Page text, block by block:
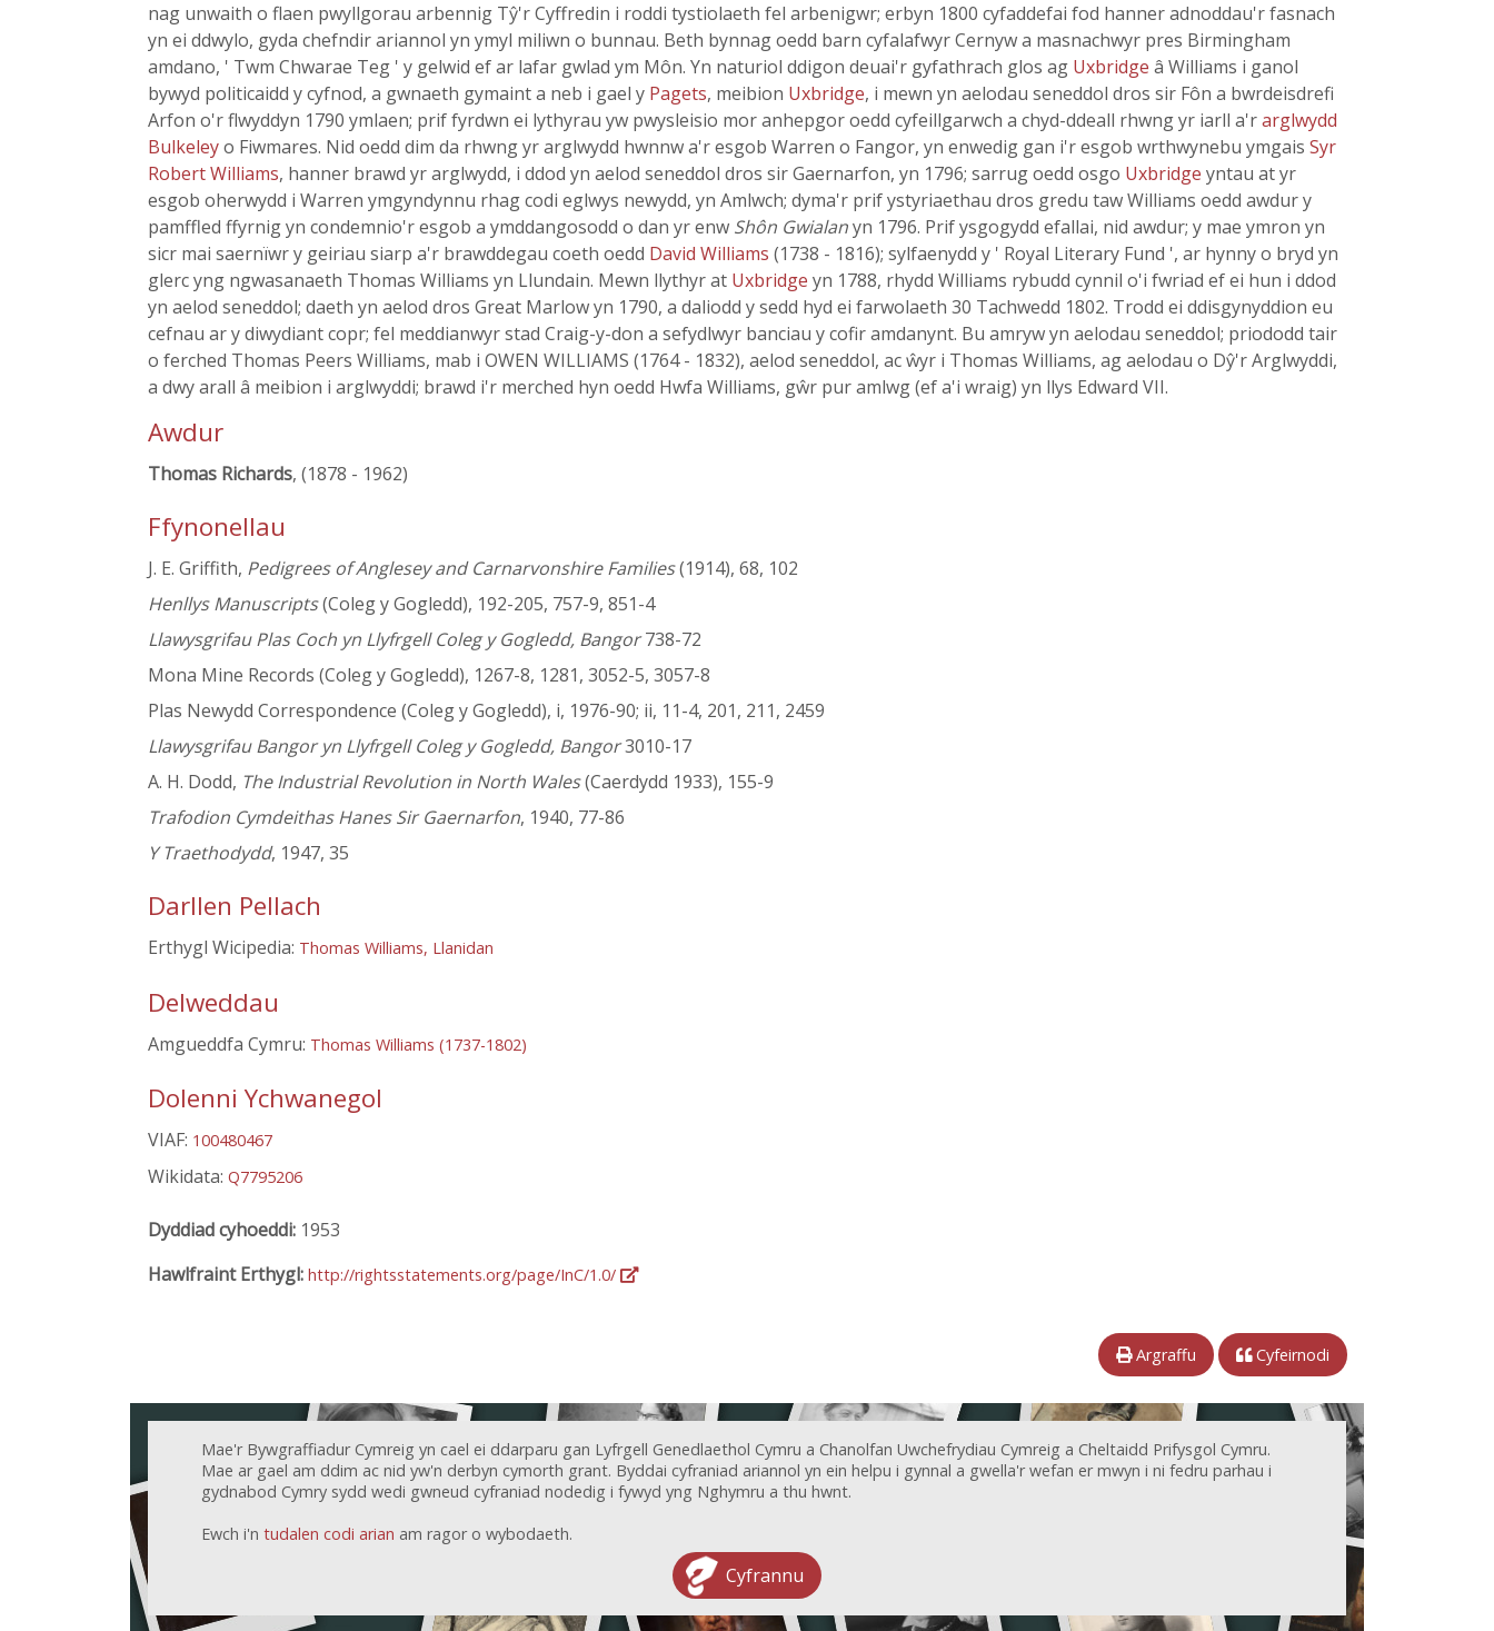
nag unwaith o flaen pwyllgorau arbennig Tŷ'r Cyffredin i roddi tystiolaeth fel arbenigwr; erbyn 1800 cyfaddefai fod hanner adnoddau'r fasnach
yn ei ddwylo, gyda chefndir ariannol yn ymyl miliwn o bunnau. Beth bynnag oedd barn cyfalafwyr Cernyw a masnachwyr pres Birmingham
amdano, ' Twm Chwarae Teg ' y gelwid ef ar lafar gwlad ym Môn. Yn naturiol ddigon deuai'r gyfathrach glos ag Uxbridge â Williams i ganol
bywyd politicaidd y cyfnod, a gwnaeth gymaint a neb i gael y Pagets, meibion Uxbridge, i mewn yn aelodau seneddol dros sir Fôn a bwrdeisdrefi
Arfon o'r flwyddyn 1790 ymlaen; prif fyrdwn ei lythyrau yw pwysleisio mor anhepgor oedd cyfeillgarwch a chyd-ddeall rhwng yr iarll a'rarglwydd
Bulkeleyo Fiwmares. Nid oedd dim da rhwng yr arglwydd hwnnw a'r esgob Warren o Fangor, yn enwedig gan i'r esgob wrthwynebu ymgais Syr
Robert Williams, hanner brawd yr arglwydd, i ddod yn aelod seneddol dros sir Gaernarfon, yn 1796; sarrug oedd osgo Uxbridge yntau at yr
esgob oherwydd i Warren ymgyndynnu rhag codi eglwys newydd, yn Amlwch; dyma'r prif ystyriaethau dros gredu taw Williams oedd awdur y
pamffled ffyrnig yn condemnio'r esgob a ymddangosodd o dan yr enw Shôn Gwialanyn 1796. Prif ysgogydd efallai, nid awdur; y mae ymron yn
sicr mai saernïwr y geiriau siarp a'r brawddegau coeth oedd David Williams (1738 - 1816); sylfaenydd y ' Royal Literary Fund ', ar hynny o bryd yn
glerc yng ngwasanaeth Thomas Williams yn Llundain. Mewn llythyr at Uxbridge yn 1788, rhydd Williams rybudd cynnil o'i fwriad ef ei hun i ddod
yn aelod seneddol; daeth yn aelod dros Great Marlow yn 1790, a daliodd y sedd hyd ei farwolaeth 30 Tachwedd 1802. Trodd ei ddisgynyddion eu
cefnau ar y diwydiant copr; fel meddianwyr stad Craig-y-don a sefydlwyr banciau y cofir amdanynt. Bu amryw yn aelodau seneddol; priododd tair
o ferched Thomas Peers Williams, mab i OWEN WILLIAMS (1764 - 1832), aelod seneddol, ac ŵyr i Thomas Williams, ag aelodau o Dŷ'r Arglwyddi,
a dwy arall â meibion i arglwyddi; brawd i'r merched hyn oedd Hwfa Williams, gŵr pur amlwg (ef a'i wraig) yn llys Edward VII.
Awdur
Thomas Richards, (1878 - 1962)
Ffynonellau
J. E. Griffith, Pedigrees of Anglesey and Carnarvonshire Families(1914), 68, 102
Henllys Manuscripts(Coleg y Gogledd), 192-205, 757-9, 851-4
Llawysgrifau Plas Coch yn Llyfrgell Coleg y Gogledd, Bangor738-72
Mona Mine Records (Coleg y Gogledd), 1267-8, 1281, 3052-5, 3057-8
Plas Newydd Correspondence (Coleg y Gogledd), i, 1976-90; ii, 11-4, 201, 211, 2459
Llawysgrifau Bangor yn Llyfrgell Coleg y Gogledd, Bangor3010-17
A. H. Dodd, The Industrial Revolution in North Wales(Caerdydd 1933), 155-9
Trafodion Cymdeithas Hanes Sir Gaernarfon, 1940, 77-86
Y Traethodydd, 1947, 35
Darllen Pellach
Erthygl Wicipedia: Thomas Williams, Llanidan
Delweddau
Amgueddfa Cymru: Thomas Williams (1737-1802)
Dolenni Ychwanegol
VIAF: 100480467
Wikidata: Q7795206
Dyddiad cyhoeddi: 1953
Hawlfraint Erthygl: http://rightsstatements.org/page/InC/1.0/
Argraffu Cyfeirnodi
Mae'r Bywgraffiadur Cymreig yn cael ei ddarparu gan Lyfrgell Genedlaethol Cymru a Chanolfan Uwchefrydiau Cymreig a Cheltaidd Prifysgol Cymru.
Mae ar gael am ddim ac nid yw'n derbyn cymorth grant. Byddai cyfraniad ariannol yn ein helpu i gynnal a gwella'r wefan er mwyn i ni fedru parhau i
gydnabod Cymry sydd wedi gwneud cyfraniad nodedig i fywyd yng Nghymru a thu hwnt.
Ewch i'n tudalen codi arian am ragor o wybodaeth.
Cyfrannu